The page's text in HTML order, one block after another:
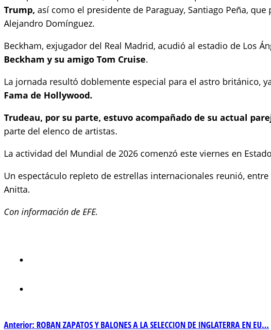
Trump, así como el presidente de Paraguay, Santiago Peña,
Alejandro Domínguez.
Beckham, exjugador del Real Madrid, acudió al estadio de Los
Beckham y su amigo Tom Cruise.
La jornada resultó doblemente especial para el astro británico,
Fama de Hollywood.
Trudeau, por su parte, estuvo acompañado de su actual
parte del elenco de artistas.
La actividad del Mundial de 2026 comenzó este viernes en
Un espectáculo repleto de estrellas internacionales reunió, entre
Anitta.
Con información de EFE.
Anterior: ROBAN ZAPATOS Y BALONES A LA SELECCION DE INGLATERRA EN EU…